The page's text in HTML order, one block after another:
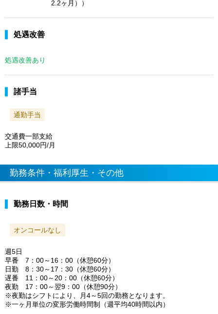
2.2ヶ月））
処遇改善
処遇改善あり
諸手当
通勤手当
交通費一部支給
上限50,000円/月
勤務条件・福利厚生・その他
勤務日数・時間
オンコールなし
週5日
早番 7：00～16：00（休憩60分）
日勤 8：30～17：30（休憩60分）
遅番 11：00～20：00（休憩60分）
夜勤 17：00～翌9：00（休憩90分）
※夜勤はシフトにより、月4～5回の勤務となります。
※一ヶ月単位の変形労働時間制（週平均40時間以内）